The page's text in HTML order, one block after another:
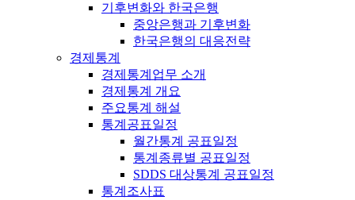
기후변화와 한국은행
중앙은행과 기후변화
한국은행의 대응전략
경제통계
경제통계업무 소개
경제통계 개요
주요통계 해설
통계공표일정
월간통계 공표일정
통계종류별 공표일정
SDDS 대상통계 공표일정
통계조사표